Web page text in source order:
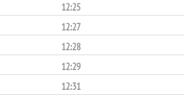
12:25
12:27
12:28
12:29
12:31